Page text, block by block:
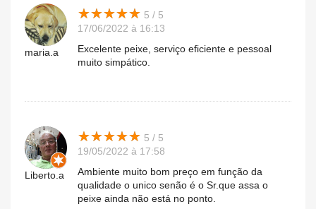
maria.a
★★★★★
★★★★★ 5 / 5
17/06/2022 à 16:13
Excelente peixe, serviço eficiente e pessoal
muito simpático.
Liberto.a
★★★★★
★★★★★ 5 / 5
19/05/2022 à 17:58
Ambiente muito bom preço em função da
qualidade o unico senão é o Sr.que assa o
peixe ainda não está no ponto.